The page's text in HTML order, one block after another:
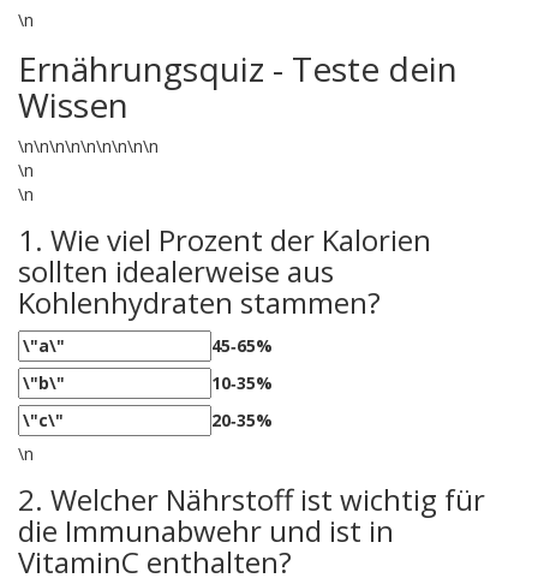
\n
Ernährungsquiz - Teste dein
Wissen
\n\n\n\n\n\n\n\n\n
\n
\n
1. Wie viel Prozent der Kalorien
sollten idealerweise aus
Kohlenhydraten stammen?
45‑65%
10‑35%
20‑35%
\n
2. Welcher Nährstoff ist wichtig für
die Immunabwehr und ist in
VitaminC enthalten?